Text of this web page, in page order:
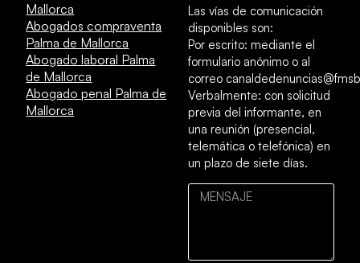
Mallorca
Abogados compraventa
Palma de Mallorca
Abogado laboral Palma
de Mallorca
Abogado penal Palma de
Mallorca
Las vías de comunicación
disponibles son:
Por escrito: mediante el
formulario anónimo o al
correo
Verbalmente: con solicitud
previa del informante, en
una reunión (presencial,
telemática o telefónica) en
un plazo de siete días.